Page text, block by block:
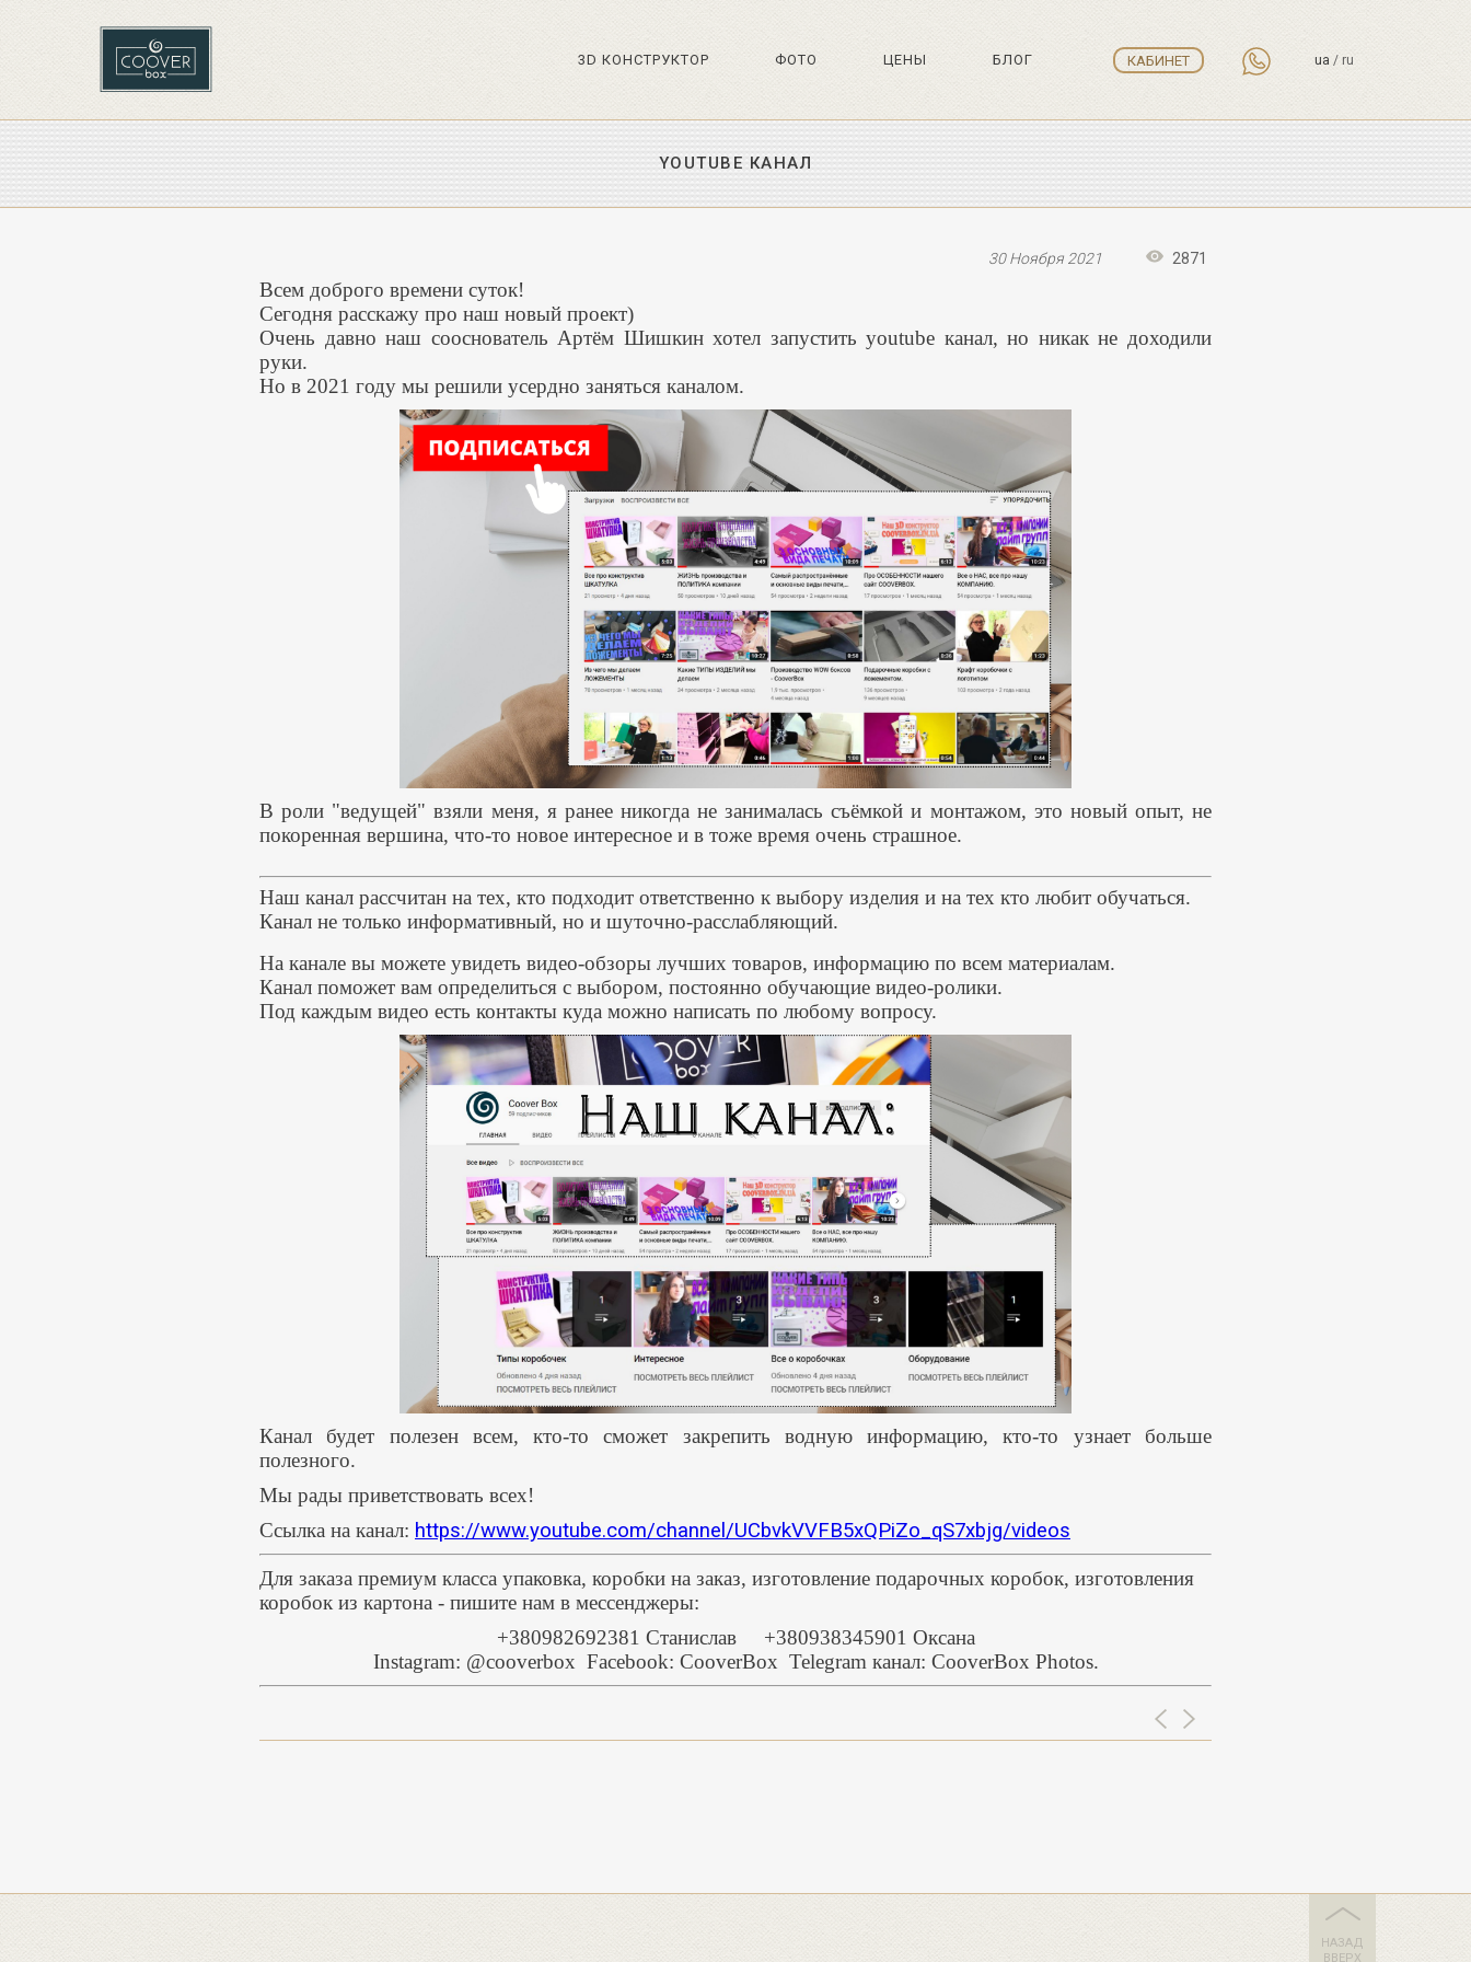
ua / ru
3D КОНСТРУКТОР ФОТО ЦЕНЫ БЛОГ КАБИНЕТ
YOUTUBE КАНАЛ
2871
30 Ноября 2021
Всем доброго времени суток!
Сегодня расскажу про наш новый проект)
Очень давно наш сооснователь Артём Шишкин хотел запустить youtube канал, но никак не доходили
руки.
Но в 2021 году мы решили усердно заняться каналом.
В роли "ведущей" взяли меня, я ранее никогда не занималась съёмкой и монтажом, это новый опыт, не
покоренная вершина, что-то новое интересное и в тоже время очень страшное.
Наш канал рассчитан на тех, кто подходит ответственно к выбору изделия и на тех кто любит обучаться.
Канал не только информативный, но и шуточно-расслабляющий.
На канале вы можете увидеть видео-обзоры лучших товаров, информацию по всем материалам.
Канал поможет вам определиться с выбором, постоянно обучающие видео-ролики.
Под каждым видео есть контакты куда можно написать по любому вопросу.
Канал будет полезен всем, кто-то сможет закрепить водную информацию, кто-то узнает больше
полезного.
Мы рады приветствовать всех!
Ссылка на канал: https://www.youtube.com/channel/UCbvkVVFB5xQPiZo_qS7xbjg/videos
Для заказа премиум класса упаковка, коробки на заказ, изготовление подарочных коробок, изготовления
коробок из картона - пишите нам в мессенджеры:
+380982692381 Станислав +380938345901 Оксана
Instagram: @cooverbox Facebook: CooverBox Telegram канал: CooverBox Photos.
НАЗАД
ВВЕРХ